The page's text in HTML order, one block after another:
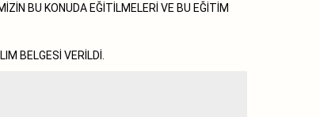
BU KONUDA EĞİTİLMELERİ VE BU EĞİTİM
BELGESİ VERİLDİ.